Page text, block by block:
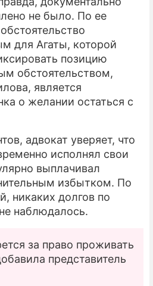
не было. По ее
для Агаты, которой
позицию
обстоятельством,
является
о желании остаться с
адвокат уверяет, что
исполнял свои
выплачивал
избытком. По
никаких долгов по
наблюдалось.
за право проживать
представитель